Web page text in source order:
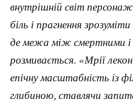
внутрішній світ
біль і прагнення
де межа між смертними і
розмивається. «Мрії
епічну масштабність із
глибиною, ставлячи